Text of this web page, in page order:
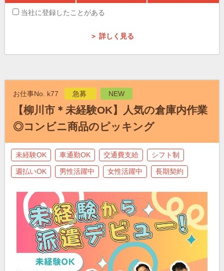
当社に登録したことがある
＞ 詳しく見る
お仕事No. k77 急募 NEW
【柳川市＊未経験OK】人気の倉庫内作業
◎コンビニ商品のピッキング
未経験OK 車通勤OK 交通費支給 シフト制
週払いOK 男性活躍中 女性活躍中 長期契約